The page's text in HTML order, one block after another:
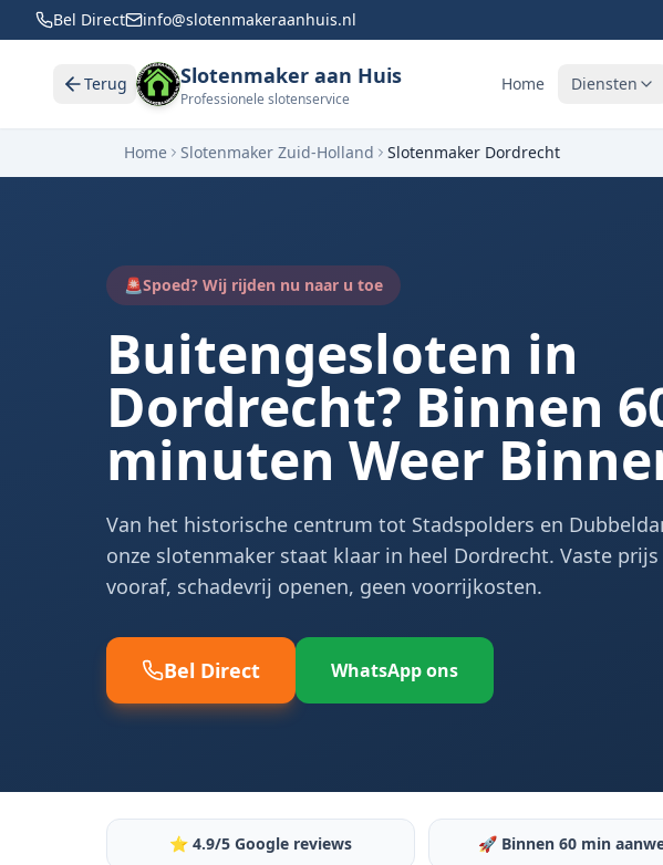
Bel Direct info@slotenmakeraanhuis.nl
Terug Slotenmaker aan Huis
Professionele slotenservice
Home Diensten
Home Slotenmaker Zuid-Holland Slotenmaker Dordrecht
🚨Spoed? Wij rijden nu naar u toe
Buitengesloten in
Dordrecht? Binnen
minuten Weer
Van het historische centrum tot Stadspolders en
onze slotenmaker staat klaar in heel Dordrecht. Vaste prijs
vooraf, schadevrij openen, geen voorrijkosten.
Bel Direct WhatsApp ons
⭐ 4.9/5 Google reviews 🚀 Binnen 60 min